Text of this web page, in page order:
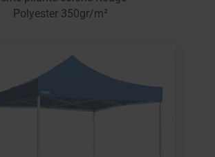
Polyester 350gr/m²